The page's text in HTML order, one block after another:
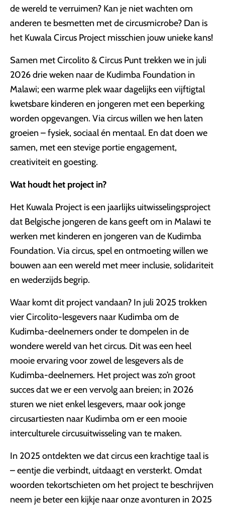
de wereld te verruimen? Kan je niet wachten om
anderen te besmetten met de circusmicrobe? Dan is
het Kuwala Circus Project misschien jouw unieke kans!
Samen met Circolito & Circus Punt trekken we in juli
2026 drie weken naar de Kudimba Foundation in
Malawi; een warme plek waar dagelijks een vijftigtal
kwetsbare kinderen en jongeren met een beperking
worden opgevangen. Via circus willen we hen laten
groeien – fysiek, sociaal én mentaal. En dat doen we
samen, met een stevige portie engagement,
creativiteit en goesting.
Wat houdt het project in?
Het Kuwala Project is een jaarlijks uitwisselingsproject
dat Belgische jongeren de kans geeft om in Malawi te
werken met kinderen en jongeren van de Kudimba
Foundation. Via circus, spel en ontmoeting willen we
bouwen aan een wereld met meer inclusie, solidariteit
en wederzijds begrip.
Waar komt dit project vandaan? In juli 2025 trokken
vier Circolito-lesgevers naar Kudimba om de
Kudimba-deelnemers onder te dompelen in de
wondere wereld van het circus. Dit was een heel
mooie ervaring voor zowel de lesgevers als de
Kudimba-deelnemers. Het project was zo’n groot
succes dat we er een vervolg aan breien; in 2026
sturen we niet enkel lesgevers, maar ook jonge
circusartiesten naar Kudimba om er een mooie
interculturele circusuitwisseling van te maken.
In 2025 ontdekten we dat circus een krachtige taal is
– eentje die verbindt, uitdaagt en versterkt. Omdat
woorden tekortschieten om het project te beschrijven
neem je beter een kijkje naar onze avonturen in 2025